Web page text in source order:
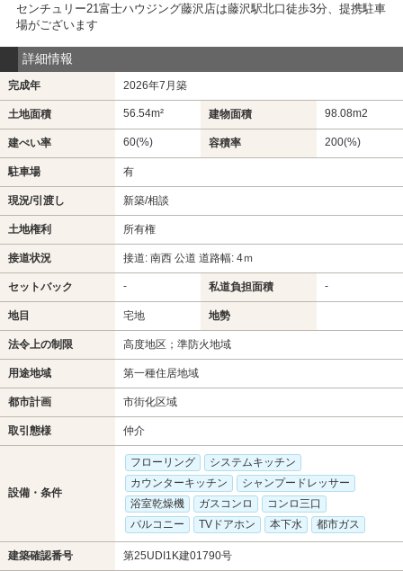
センチュリー21富士ハウジング藤沢店は藤沢駅北口徒歩3分、提携駐車
場がございます
詳細情報
完成年 2026年7月築
土地面積 56.54m² 建物面積 98.08m2
建ぺい率 60(%) 容積率 200(%)
駐車場 有
現況/引渡し 新築/相談
土地権利 所有権
接道状況 接道: 南西 公道 道路幅: 4ｍ
セットバック - 私道負担面積 -
地目 宅地 地勢
法令上の制限 高度地区；準防火地域
用途地域 第一種住居地域
都市計画 市街化区域
取引態様 仲介
設備・条件
フローリング
システムキッチン
カウンターキッチン
シャンプードレッサー
浴室乾燥機
ガスコンロ
コンロ三口
バルコニー
TVドアホン 本下水 都市ガス
建築確認番号 第25UDI1K建01790号